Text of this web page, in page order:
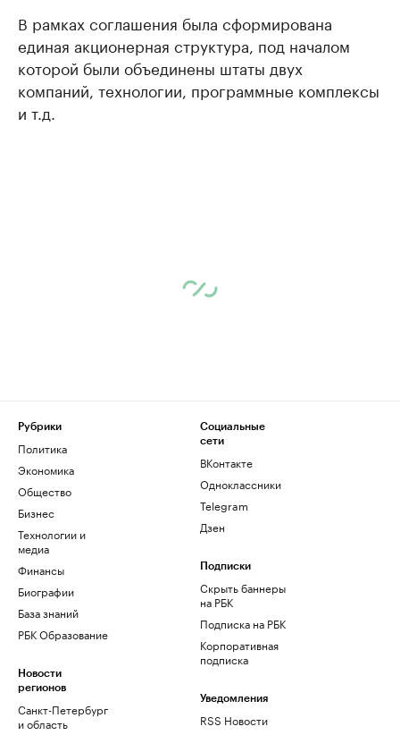
В рамках соглашения была сформирована
единая акционерная структура, под началом
которой были объединены штаты двух
компаний, технологии, программные комплексы
и т.д.
Рубрики
Политика
Экономика
Общество
Бизнес
Технологии и
медиа
Финансы
Биографии
База знаний
РБК Образование
Новости
регионов
Санкт-Петербург
и область
Социальные
сети
ВКонтакте
Одноклассники
Telegram
Дзен
Подписки
Скрыть баннеры
на РБК
Подписка на РБК
Корпоративная
подписка
Уведомления
RSS Новости